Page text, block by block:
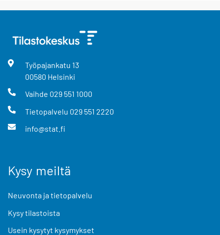
Työpajankatu 13
00580 Helsinki
Vaihde 029 551 1000
Tietopalvelu 029 551 2220
info@stat.fi
Kysy meiltä
Neuvonta ja tietopalvelu
Kysy tilastoista
Usein kysytyt kysymykset